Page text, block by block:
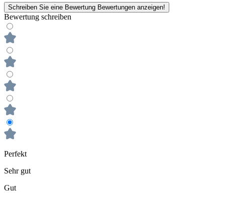
Schreiben Sie eine Bewertung Bewertungen anzeigen!
Bewertung schreiben
Perfekt
Sehr gut
Gut